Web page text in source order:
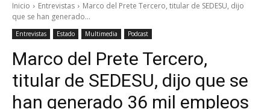
Inicio Entrevistas
Marco del Prete Tercero, titular de SEDESU, dijo
que se han generado...
Entrevistas Estado Multimedia Podcast
Marco del Prete Tercero,
titular de SEDESU, dijo que se
han generado 36 mil empleos